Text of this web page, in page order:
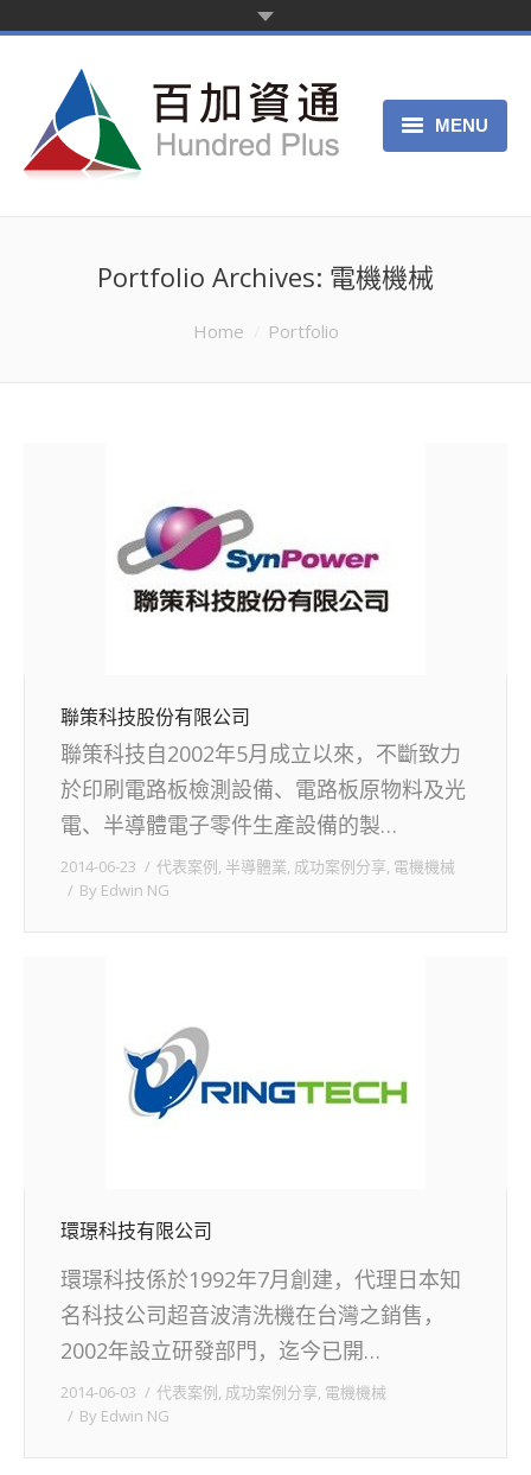
MENU
Portfolio Archives: 電機機械
Home Portfolio
聯策科技股份有限公司
聯策科技自2002年5月成立以來，不斷致力
於印刷電路板檢測設備、電路板原物料及光
電、半導體電子零件生產設備的製…
2014-06-23 代表案例, 半導體業, 成功案例分享, 電機機械
By Edwin NG
環璟科技有限公司
環璟科技係於1992年7月創建，代理日本知
名科技公司超音波清洗機在台灣之銷售，
2002年設立研發部門，迄今已開…
2014-06-03 代表案例, 成功案例分享, 電機機械
By Edwin NG